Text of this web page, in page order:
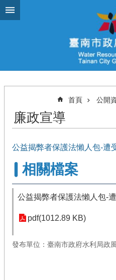
跳到主要內容區塊
首頁 公開
廉政宣導
公益揭弊者保護法懶人包-遭
相關檔案
公益揭弊者保護法懶人包-
pdf(1012.89 KB)
發布單位：臺南市政府水利局政